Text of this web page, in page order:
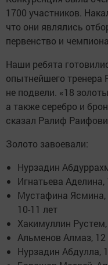
1700 участников.
что они являлись
первенство и
Наши ребята
опытнейшего
не подвели. «18
а также серебро и
сказал Ралиф
Золото завоевали:
Нурзадин
Игнатьева Аделина,
Мустафина Ясмина,
10-11 лет
Хакимуллин
Альменов Алмаз, 12
Нурзадин Абдулла,